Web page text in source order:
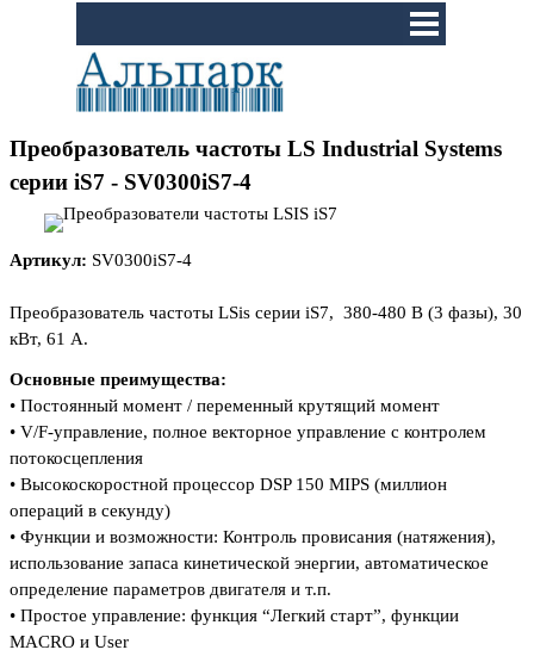
Перейти к контенту
Преобразователь частоты LS Industrial Systems
серии iS7 - SV0300iS7-4
Артикул: SV0300iS7-4
Преобразователь частоты LSis серии iS7, 380-480 В (3 фазы), 30
кВт, 61 А.
Основные преимущества:
• Постоянный момент / переменный крутящий момент
• V/F-управление, полное векторное управление с контролем
потокосцепления
• Высокоскоростной процессор DSP 150 MIPS (миллион
операций в секунду)
• Функции и возможности: Контроль провисания (натяжения),
использование запаса кинетической энергии, автоматическое
определение параметров двигателя и т.п.
• Простое управление: функция “Легкий старт”, функции
MACRO и User